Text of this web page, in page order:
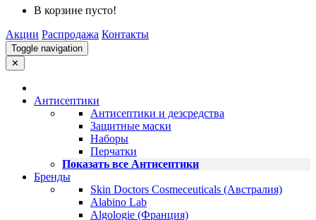
В корзине пусто!
Акции Распродажа Контакты
Toggle navigation
✕
Антисептики
Антисептики и дезсредства
Защитные маски
Наборы
Перчатки
Показать все Антисептики
Бренды
Skin Doctors Cosmeceuticals (Австралия)
Alabino Lab
Algologie (Франция)